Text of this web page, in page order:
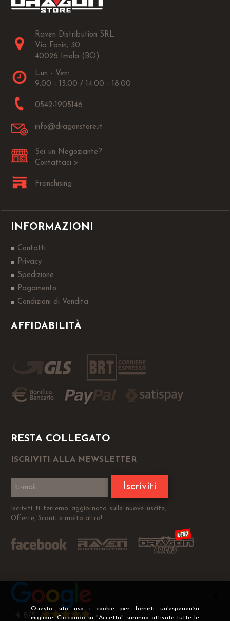
Questo sito usa i cookie per fornirti un'esperienza
migliore. Cliccando su "Accetta" saranno attivate tutte le
Raven Distribution SRL
Via Fanin, 30
40026 Imola (BO)
Lun - Ven:
9.00 - 13.00 / 14.00 - 18.00
0542-1905146
info@dragonstore.it
Sei un Negoziante?
Contattaci >
Franchising
INFORMAZIONI
Contatti
Privacy
Spedizione
Pagamento
Condizioni di Vendita
AFFIDABILITÀ
RESTA COLLEGATO
ISCRIVITI ALLA NEWSLETTER
Iscriviti
Iscriviti ti terremo aggiornato sulle nuove uscite,
Offerte, Sconti e molto altro!